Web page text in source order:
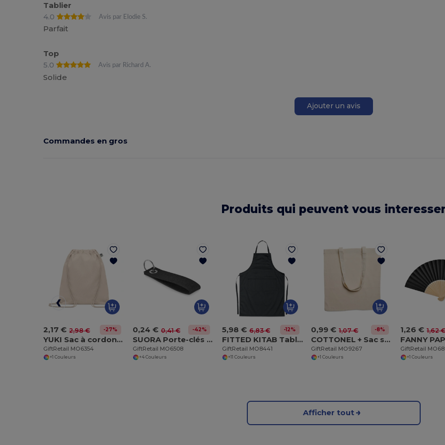
Tablier
4.0
Avis par Elodie S.
Parfait
Top
5.0
Avis par Richard A.
Solide
Ajouter un avis
Commandes en gros
Produits qui peuvent vous
2,17 € 2,98 € -27%
YUKI Sac à cordon en coton organique
GiftRetail MO6354
+1 Couleurs
0,24 € 0,41 € -42%
SUORA Porte-clés en feutre RPET
GiftRetail MO6508
+4 Couleurs
5,98 € 6,83 € -12%
FITTED KITAB Tablier de cuisine ajustable
GiftRetail MO8441
+11 Couleurs
0,99 € 1,07 € -8%
COTTONEL + Sac shopping coton 140gr/m²
GiftRetail MO9267
+1 Couleurs
1,26 € 1,62
GiftRetail
+1 Couleurs
Afficher tout